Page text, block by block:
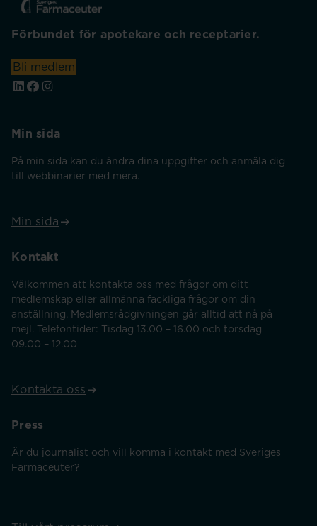
Förbundet för apotekare och receptarier.
Bli medlem
Min sida
På min sida kan du ändra dina uppgifter och anmäla dig
till webbinarier med mera.
Min sida
Kontakt
Välkommen att kontakta oss med frågor om ditt
medlemskap eller allmänna fackliga frågor om din
anställning. Medlemsrådgivningen går alltid att nå på
mejl. Telefontider: Tisdag 13.00 – 16.00 och torsdag
09.00 – 12.00
Kontakta oss
Press
Är du journalist och vill komma i kontakt med Sveriges
Farmaceuter?